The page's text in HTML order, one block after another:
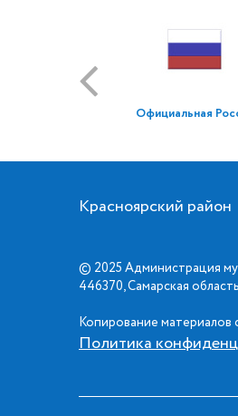
Официальная
Красноярский район
© 2025 Администрация
446370, Самарская
Копирование материалов
Политика